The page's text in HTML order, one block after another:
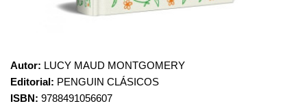
Autor: LUCY MAUD MONTGOMERY
Editorial: PENGUIN CLÁSICOS
ISBN: 9788491056607